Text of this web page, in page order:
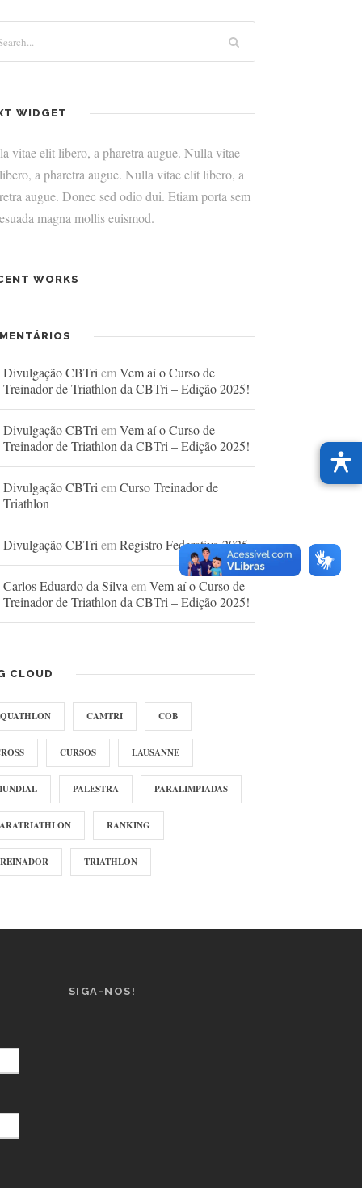
WIDGET
vitae elit libero, a pharetra augue. Nulla vitae
a pharetra augue. Nulla vitae elit libero, a
augue. Donec sed odio dui. Etiam porta sem
magna mollis euismod.
WORKS
Divulgação CBTriemVem aí o Curso de
Treinador de Triathlon da CBTri – Edição 2025!
Divulgação CBTriemVem aí o Curso de
Treinador de Triathlon da CBTri – Edição 2025!
Divulgação CBTriemCurso Treinador de
Triathlon
Divulgação CBTriemRegistro Federativo 2025
Carlos Eduardo da SilvaemVem aí o Curso de
Treinador de Triathlon da CBTri – Edição 2025!
CLOUD
CAMTRI COB
CURSOS LAUSANNE
PALESTRA PARALIMPIADAS
RANKING
TRIATHLON
SIGA-NOS!